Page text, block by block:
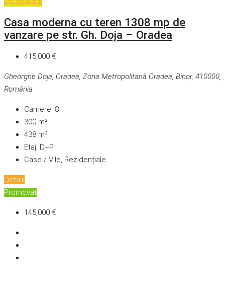
Casa moderna cu teren 1308 mp de
vanzare pe str. Gh. Doja – Oradea
415,000 €
Gheorghe Doja, Oradea, Zona Metropolitană Oradea, Bihor, 410000,
România
Camere: 8
300 m²
438 m²
Etaj: D+P
Case / Vile, Rezidențiale
Detalii
Promovat
145,000 €